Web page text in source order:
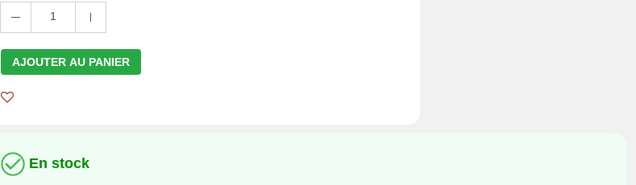
1
AJOUTER AU PANIER
En stock